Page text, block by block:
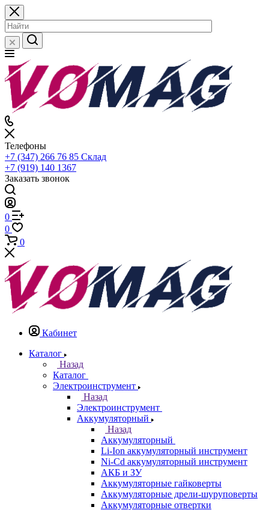
Телефоны
+7 (347) 266 76 85 Склад
+7 (919) 140 1367
Заказать звонок
0
0
0
Кабинет
Каталог
Назад
Каталог
Электроинструмент
Назад
Электроинструмент
Аккумуляторный
Назад
Аккумуляторный
Li-Ion аккумуляторный инструмент
Ni-Cd аккумуляторный инструмент
АКБ и ЗУ
Аккумуляторные гайковерты
Аккумуляторные дрели-шуруповерты
Аккумуляторные отвертки